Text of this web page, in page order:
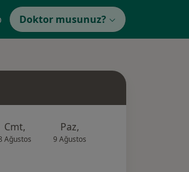
Doktor musunuz?
Cmt,
Ağustos
Paz,
9 Ağustos